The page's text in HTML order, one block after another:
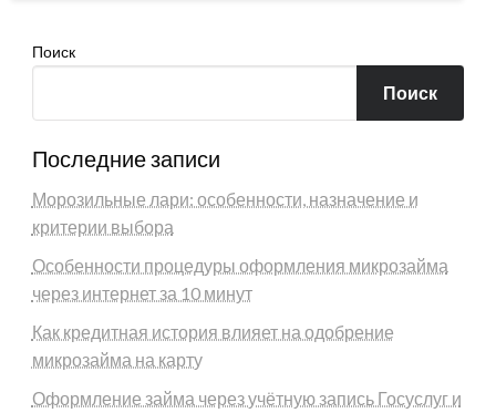
Поиск
Поиск
Последние записи
Морозильные лари: особенности, назначение и
критерии выбора
Особенности процедуры оформления микрозайма
через интернет за 10 минут
Как кредитная история влияет на одобрение
микрозайма на карту
Оформление займа через учётную запись Госуслуг и